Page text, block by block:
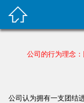

公司的行为理念
公司认为拥有一支团结